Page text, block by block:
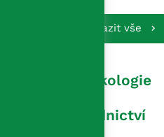
Zobrazit vše
Gynekologie
porodnictví